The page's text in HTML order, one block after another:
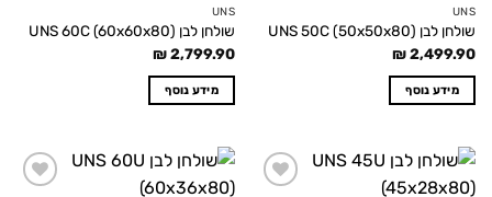
UNS
שולחן לבן UNS 50C (50x50x80)
₪2,499.90
מידע נוסף
UNS
שולחן לבן UNS 60C (60x60x80)
₪2,799.90
מידע נוסף